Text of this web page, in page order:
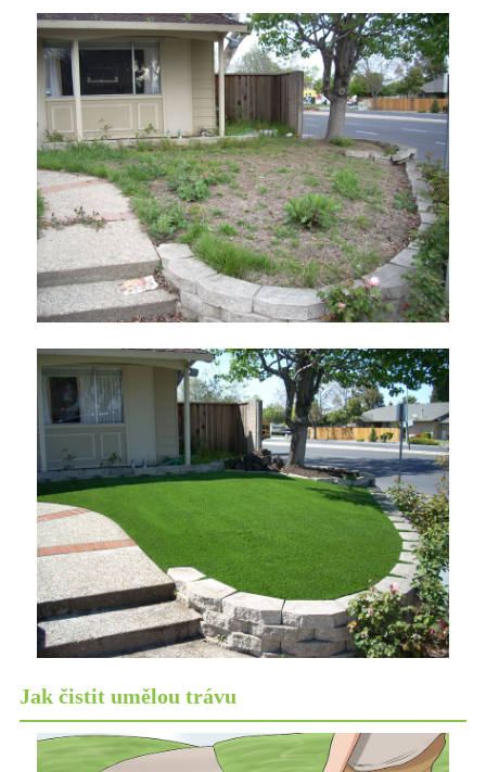
Jak čistit umělou trávu